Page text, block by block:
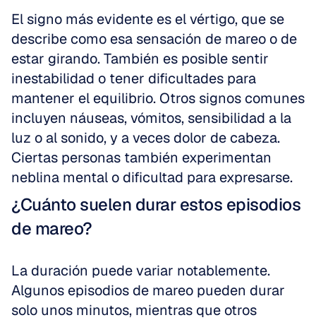
El signo más evidente es el vértigo, que se
describe como esa sensación de mareo o de
estar girando. También es posible sentir
inestabilidad o tener dificultades para
mantener el equilibrio. Otros signos comunes
incluyen náuseas, vómitos, sensibilidad a la
luz o al sonido, y a veces dolor de cabeza.
Ciertas personas también experimentan
neblina mental o dificultad para expresarse.
¿Cuánto suelen durar estos episodios
de mareo?
La duración puede variar notablemente.
Algunos episodios de mareo pueden durar
solo unos minutos, mientras que otros